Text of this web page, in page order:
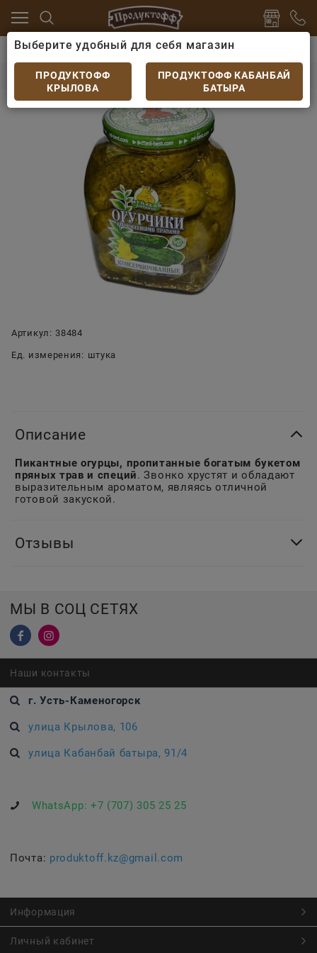
Овощи консервированные
Огурцы с
Огурцы с ароматными травами 720гр
Артикул: 38484
Ед. измерения: штука
Описание
Пикантные огурцы, пропитанные богатым букетом
пряных трав и специй. Звонко хрустят и обладают
выразительным ароматом, являясь отличной
готовой закуской.
Отзывы
МЫ В СОЦ СЕТЯХ
Наши контакты
г. Усть-Каменогорск
улица Крылова, 106
улица Кабанбай батыра, 91/4
WhatsApp: +7 (707) 305 25 25
Почта: produktoff.kz@gmail.com
Информация
Личный кабинет
Выберите удобный для себя магазин
ПРОДУКТОФФ
КРЫЛОВА
ПРОДУКТОФФ КАБАНБАЙ
БАТЫРА